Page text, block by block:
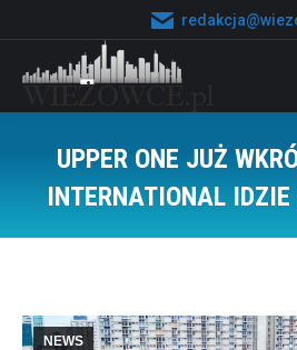
UPPER ONE JUŻ
INTERNATIONAL IDZIE
NEWS